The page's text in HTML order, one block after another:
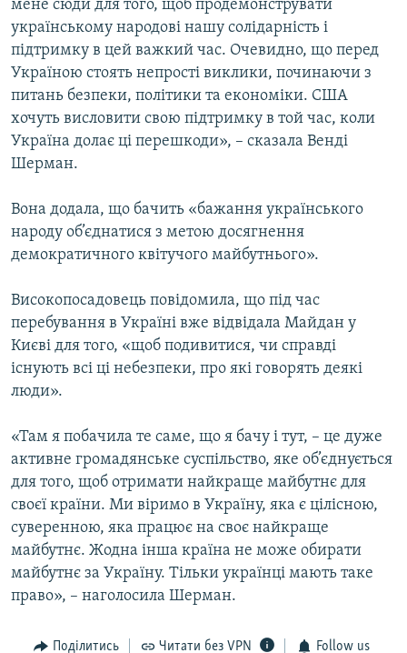
мене сюди для того, щоб продемонструвати
українському народові нашу солідарність і
підтримку в цей важкий час. Очевидно, що перед
Україною стоять непрості виклики, починаючи з
питань безпеки, політики та економіки. США
хочуть висловити свою підтримку в той час, коли
Україна долає ці перешкоди», – сказала Венді
Шерман.
Вона додала, що бачить «бажання українського
народу об’єднатися з метою досягнення
демократичного квітучого майбутнього».
Високопосадовець повідомила, що під час
перебування в Україні вже відвідала Майдан у
Києві для того, «щоб подивитися, чи справді
існують всі ці небезпеки, про які говорять деякі
люди».
«Там я побачила те саме, що я бачу і тут, – це дуже
активне громадянське суспільство, яке об’єднується
для того, щоб отримати найкраще майбутнє для
своєї країни. Ми віримо в Україну, яка є цілісною,
суверенною, яка працює на своє найкраще
майбутнє. Жодна інша країна не може обирати
майбутнє за Україну. Тільки українці мають таке
право», – наголосила Шерман.
Поділитись Читати без VPN Follow us